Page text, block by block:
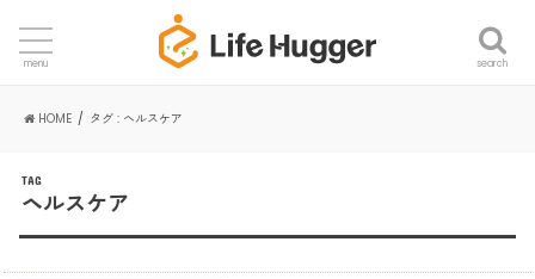
search
menu
HOME タグ : ヘルスケア
TAG
ヘルスケア